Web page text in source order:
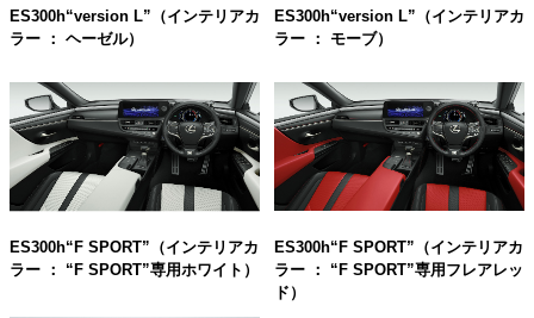
ES300h“version L”（インテリアカ
ラー ： ヘーゼル）
ES300h“version L”（インテリアカ
ラー ： モーブ）
ES300h“F SPORT”（インテリアカ
ラー ： “F SPORT”専用ホワイト）
ES300h“F SPORT”（インテリアカ
ラー ： “F SPORT”専用フレアレッ
ド）